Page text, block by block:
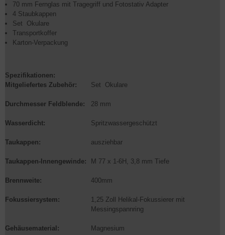
70 mm Fernglas mit Tragegriff und Fotostativ Adapter
4 Staubkappen
Set Okulare
Transportkoffer
Karton-Verpackung
Spezifikationen:
Mitgeliefertes Zubehör:
Set Okulare
Durchmesser Feldblende: 28 mm
Wasserdicht: Spritzwassergeschützt
Taukappen: ausziehbar
Taukappen-Innengewinde: M 77 x 1-6H, 3,8 mm Tiefe
Brennweite: 400mm
Fokussiersystem:
1,25 Zoll Helikal-Fokussierer mit
Messingspannring
Gehäusematerial: Magnesium